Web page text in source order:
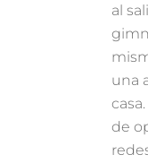
al
una
de